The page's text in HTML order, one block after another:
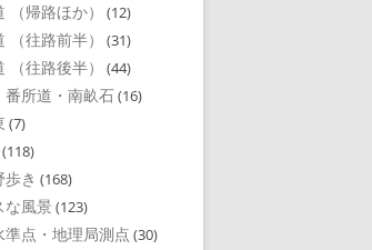
帰路ほか） (12)
往路前半） (31)
往路後半） (44)
所道・南畝石(16)
(7)
(118)
き (168)
な風景 (123)
点・地理局測点 (30)